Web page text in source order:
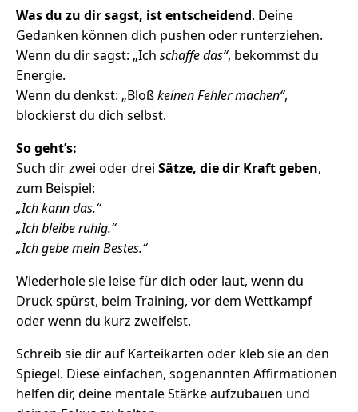
Was du zu dir sagst, ist entscheidend. Deine
Gedanken können dich pushen oder runterziehen.
Wenn du dir sagst: „Ich schaffe das“, bekommst du
Energie.
Wenn du denkst: „Bloßkeinen Fehler machen“,
blockierst du dich selbst.
So geht’s:
Such dir zwei oder drei Sätze, die dir Kraft geben,
zum Beispiel:
„Ich kann das.“
„Ich bleibe ruhig.“
„Ich gebe mein Bestes.“
Wiederhole sie leise für dich oder laut, wenn du
Druck spürst, beim Training, vor dem Wettkampf
oder wenn du kurz zweifelst.
Schreib sie dir auf Karteikarten oder kleb sie an den
Spiegel. Diese einfachen, sogenannten Affirmationen
helfen dir, deine mentale Stärke aufzubauen und